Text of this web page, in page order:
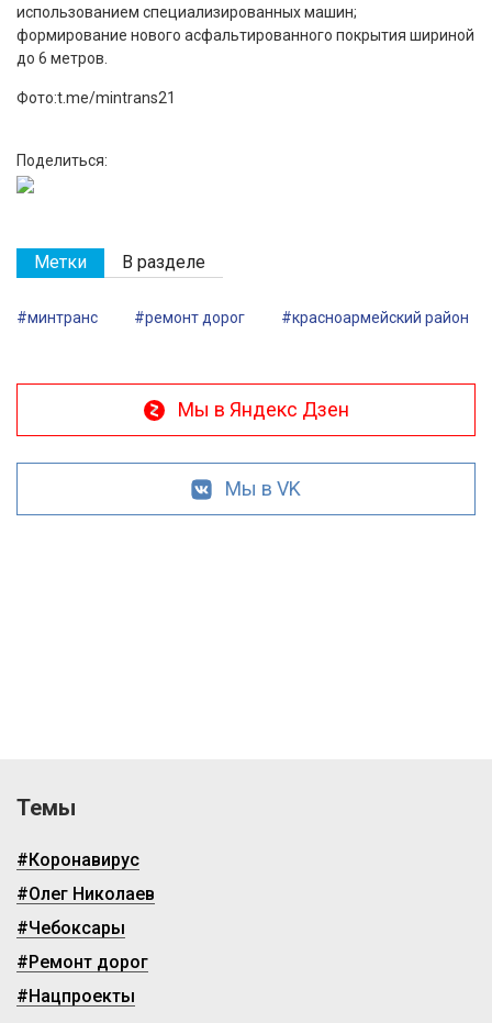
использованием специализированных машин;
формирование нового асфальтированного покрытия шириной
до 6 метров.
Фото:t.me/mintrans21
Поделиться:
Метки В разделе
#минтранс #ремонт дорог #красноармейский район
Мы в Яндекс Дзен
Мы в VK
Темы
#Коронавирус
#Олег Николаев
#Чебоксары
#Ремонт дорог
#Нацпроекты